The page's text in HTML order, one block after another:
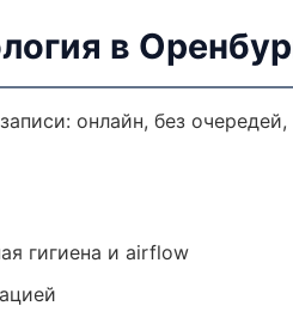
в
онлайн, без
гигиена и airflow